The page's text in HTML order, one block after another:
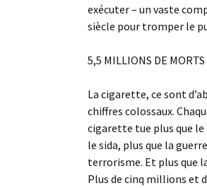
exécuter – un vaste
siècle pour tromper le
5,5 MILLIONS DE MORTS
La cigarette, ce sont
chiffres colossaux.
cigarette tue plus que le
le sida, plus que la
terrorisme. Et plus que
Plus de cinq millions et